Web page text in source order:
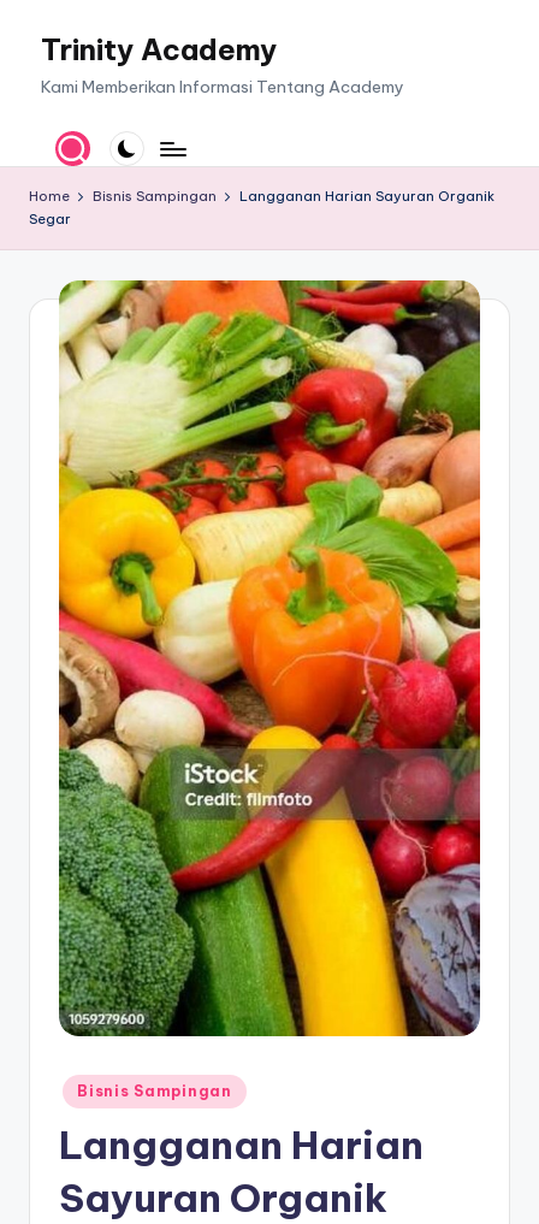
Trinity Academy
Kami Memberikan Informasi Tentang Academy
Home Bisnis Sampingan
Langganan Harian Sayuran Organik
Segar
Posted
in
Bisnis Sampingan
Langganan Harian
Sayuran Organik